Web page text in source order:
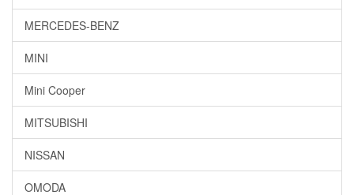
MERCEDES-BENZ
MINI
Mini Cooper
MITSUBISHI
NISSAN
OMODA